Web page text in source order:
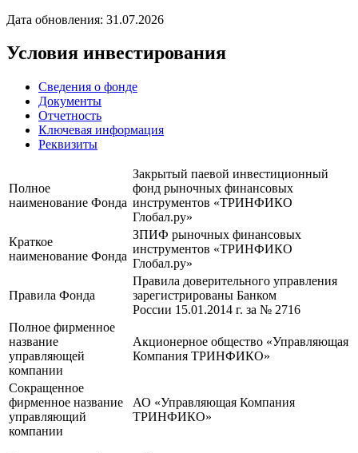
Дата обновления: 31.07.2026
Условия инвестирования
Сведения о фонде
Документы
Отчетность
Ключевая информация
Реквизиты
Полное
наименование Фонда
Закрытый паевой инвестиционный
фонд рыночных финансовых
инструментов «ТРИНФИКО
Глобал.ру»
Краткое
наименование Фонда
ЗПИФ рыночных финансовых
инструментов «ТРИНФИКО
Глобал.ру»
Правила Фонда
Правила доверительного управления
зарегистрированы Банком
России 15.01.2014 г. за № 2716
Полное фирменное
название
управляющей
компании
Акционерное общество «Управляющая
Компания ТРИНФИКО»
Сокращенное
фирменное название
управляющий
компании
АО «Управляющая Компания
ТРИНФИКО»